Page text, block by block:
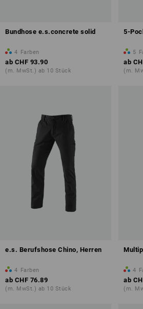
Bundhose e.s.concrete solid
4 Farben
ab CHF 93.90
(m. MwSt.) ab 10 Stück
5-
5
ab
(m.
e.s. Berufshose Chino, Herren
4 Farben
ab CHF 76.89
(m. MwSt.) ab 10 Stück
4
ab
(m.